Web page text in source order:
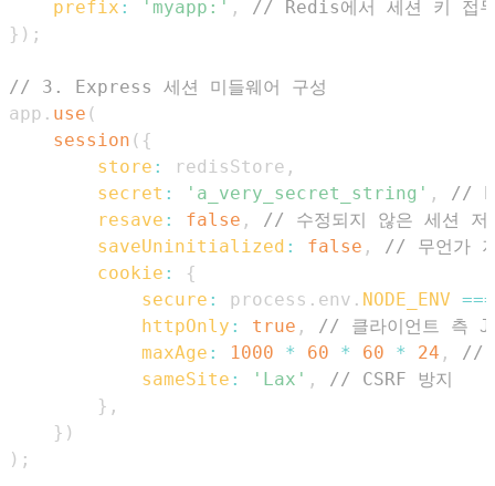
prefix : 'myapp:' ,
// Redis에서 세션 키 접
} ) ;
// 3. Express 세션 미들웨어 구성
app . use (
session ( {
store : redisStore ,
secret : 'a_very_secret_string' ,
//
resave : false ,
// 수정되지 않은 세션 저
saveUninitialized : false ,
// 무언가
cookie :
{
secure : process . env . NODE_ENV ===
httpOnly : true ,
// 클라이언트 측
maxAge : 1000 * 60 * 60 * 24 ,
//
sameSite : 'Lax' ,
// CSRF 방지
} ,
} )
) ;